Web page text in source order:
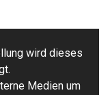
wird dieses
Medien um